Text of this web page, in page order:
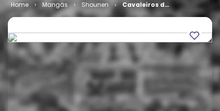
Mangás Shounen
Cavaleiros do
Zodíaco # 04